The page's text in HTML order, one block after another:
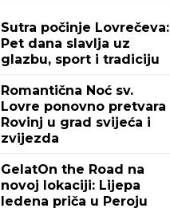
Sutra počinje Lovrečeva:
Pet dana slavlja uz
glazbu, sport i tradiciju
Romantična Noć sv.
Lovre ponovno pretvara
Rovinj u grad svijeća i
zvijezda
GelatOn the Road na
novoj lokaciji: Lijepa
ledena priča u Peroju